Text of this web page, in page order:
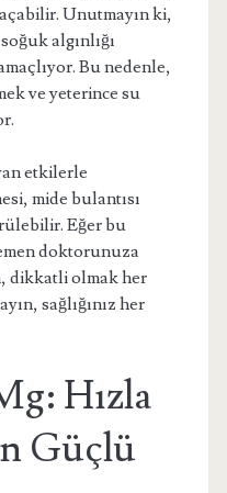
Unutmayın ki,
algınlığı
Bu nedenle,
ve yeterince su
etkilerle
mide bulantısı
Eğer bu
doktorunuza
dikkatli olmak her
sağlığınız her
Hızla
Güçlü